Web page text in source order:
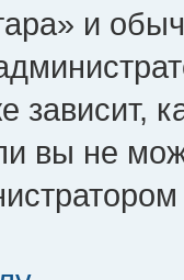
и
зависит,
вы не